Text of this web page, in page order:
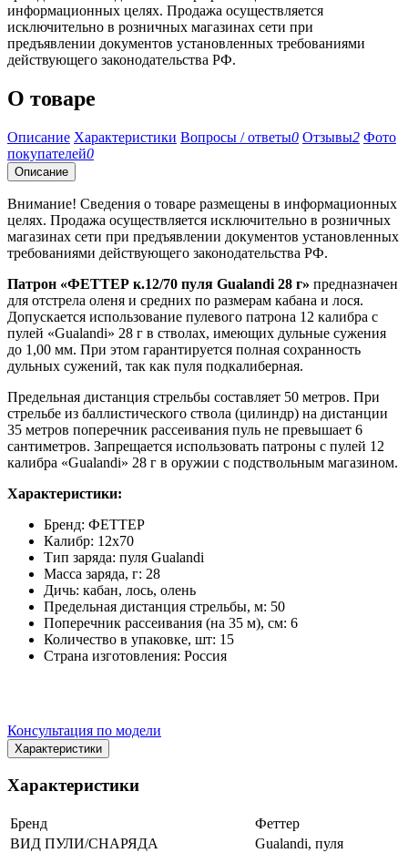
информационных целях. Продажа осуществляется
исключительно в розничных магазинах сети при
предъявлении документов установленных требованиями
действующего законодательства РФ.
О товаре
Описание Характеристики Вопросы / ответы0 Отзывы2 Фото
покупателей0
Описание
Внимание! Сведения о товаре размещены в информационных
целях. Продажа осуществляется исключительно в розничных
магазинах сети при предъявлении документов установленных
требованиями действующего законодательства РФ.
Патрон «ФЕТТЕР к.12/70 пуля Gualandi 28 г» предназначен
для отстрела оленя и средних по размерам кабана и лося.
Допускается использование пулевого патрона 12 калибра с
пулей «Gualandi» 28 г в стволах, имеющих дульные сужения
до 1,00 мм. При этом гарантируется полная сохранность
дульных сужений, так как пуля подкалиберная.
Предельная дистанция стрельбы составляет 50 метров. При
стрельбе из баллистического ствола (цилиндр) на дистанции
35 метров поперечник рассеивания пуль не превышает 6
сантиметров. Запрещается использовать патроны с пулей 12
калибра «Gualandi» 28 г в оружии с подствольным магазином.
Характеристики:
Бренд: ФЕТТЕР
Калибр: 12x70
Тип заряда: пуля Gualandi
Масса заряда, г: 28
Дичь: кабан, лось, олень
Предельная дистанция стрельбы, м: 50
Поперечник рассеивания (на 35 м), см: 6
Количество в упаковке, шт: 15
Страна изготовления: Россия
Консультация по модели
Характеристики
Характеристики
Бренд
Феттер
ВИД ПУЛИ/СНАРЯДА
Gualandi, пуля